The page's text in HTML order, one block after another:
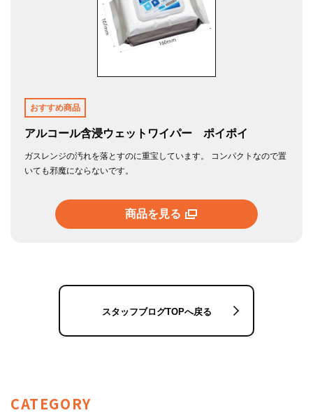
おすすめ商品
アルコール含浸ウェットワイパー ポイポイ
ガスレンジの汚れを落とすのに重宝しています。 コンパクトなので置
いても邪魔にならないです。
商品を見る
スタッフブログTOPへ戻る
CATEGORY